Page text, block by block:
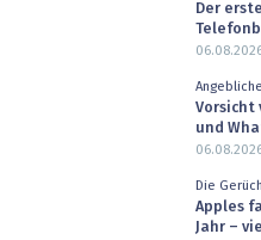
Der
Vorsicht
und
Die
Apples
Jahr –